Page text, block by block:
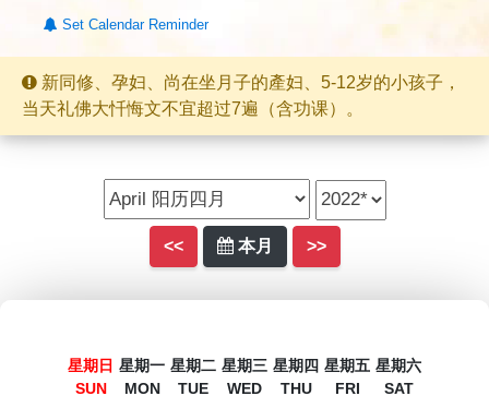
Set Calendar Reminder
新同修、孕妇、尚在坐月子的產妇、5-12岁的小孩子，
当天礼佛大忏悔文不宜超过7遍（含功课）。
<< 本月 >>
星期日
SUN
星期一
MON
星期二
TUE
星期三
WED
星期四
THU
星期五
FRI
星期六
SAT